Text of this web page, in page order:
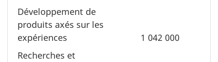
Développement de
produits axés sur les
expériences
1 042 000
Recherches et